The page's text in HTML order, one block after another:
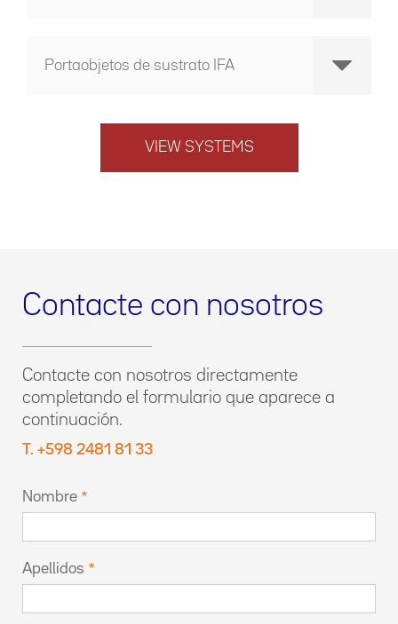
Portaobjetos de sustrato IFA
VIEW SYSTEMS
Contacte con nosotros
Contacte con nosotros directamente
completando el formulario que aparece a
continuación.
T. +598 2481 81 33
Nombre
Apellidos